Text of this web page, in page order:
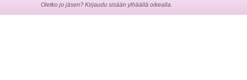
Oletko jo jäsen? Kirjaudu sisään ylhäällä oikealla.